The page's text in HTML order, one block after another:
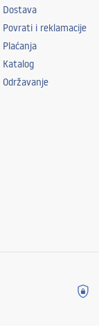
Dostava
Povrati i reklamacije
Plaćanja
Katalog
Održavanje